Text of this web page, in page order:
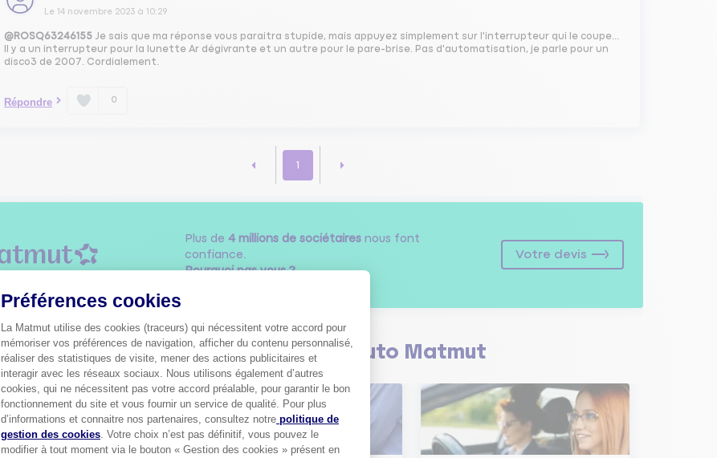
Le 14 novembre 2023 à 10:29
@ROSQ63246155 Je sais que ma réponse vous paraitra stupide, mais appuyez simplement sur l'interrupteur qui le coupe...
Il y a un interrupteur pour la lunette Ar dégivrante et un autre pour le pare-brise. Pas d'automatisation, je parle pour un
disco3 de 2007. Cordialement.
Répondre 0
1
Plus de 4 millions de sociétairesnous font
confiance.
Pourquoi pas vous ?
Votre devis
Découvrez lesconseilsAuto Matmut
Préférences cookies
La Matmut utilise des cookies (traceurs) qui nécessitent votre accord pour
mémoriser vos préférences de navigation, afficher du contenu personnalisé,
réaliser des statistiques de visite, mener des actions publicitaires et
interagir avec les réseaux sociaux. Nous utilisons également d’autres
cookies, qui ne nécessitent pas votre accord préalable, pour garantir le bon
fonctionnement du site et vous fournir un service de qualité. Pour plus
d’informations et connaitre nos partenaires, consultez notre politique de
gestion des cookies. Votre choix n’est pas définitif, vous pouvez le
modifier à tout moment via le bouton « Gestion des cookies » présent en
Axeptio consent